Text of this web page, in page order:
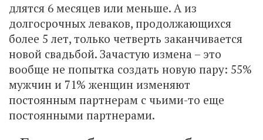
длятся 6 месяцев или меньше. А из
долгосрочных леваков, продолжающихся
более 5 лет, только четверть заканчивается
новой свадьбой. Зачастую измена – это
вообще не попытка создать новую пару: 55%
мужчин и 71% женщин изменяют
постоянным партнерам с чьими-то еще
постоянными партнерами.